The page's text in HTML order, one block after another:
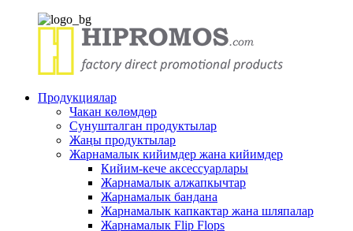
Продукциялар
Чакан көлөмдөр
Сунушталган продуктылар
Жаңы продуктылар
Жарнамалык кийимдер жана кийимдер
Кийим-кече аксессуарлары
Жарнамалык алжапкычтар
Жарнамалык бандана
Жарнамалык капкактар ​​жана шляпалар
Жарнамалык Flip Flops